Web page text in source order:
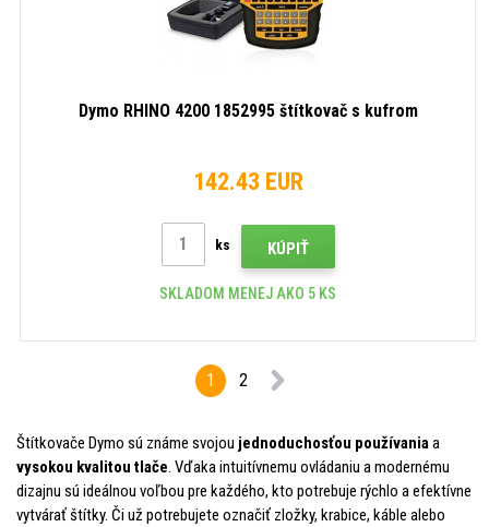
Dymo RHINO 4200 1852995 štítkovač s kufrom
142.43 EUR
ks KÚPIŤ
SKLADOM MENEJ AKO 5 KS
1 2
Štítkovače Dymo sú známe svojou jednoduchosťou používaniaa
vysokou kvalitou tlače. Vďaka intuitívnemu ovládaniu a modernému
dizajnu sú ideálnou voľbou pre každého, kto potrebuje rýchlo a efektívne
vytvárať štítky. Či už potrebujete označiť zložky, krabice, káble alebo